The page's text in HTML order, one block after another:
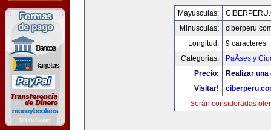
Mayusculas:
Minusculas:
Longitud:
9 caracteres
Categorias:
PaÃ­ses y
Precio:
Realizar
Visitar!
Serán consideradas